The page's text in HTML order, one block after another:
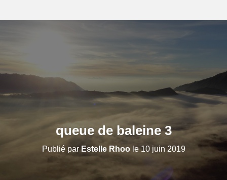
queue de baleine 3
Publié parEstelle Rhoole10 juin 2019